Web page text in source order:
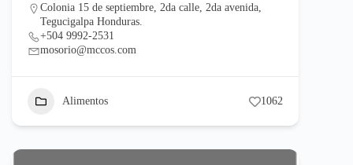
Colonia 15 de septiembre, 2da calle, 2da avenida,
Tegucigalpa Honduras.
+504 9992-2531
mosorio@mccos.com
Alimentos 1062